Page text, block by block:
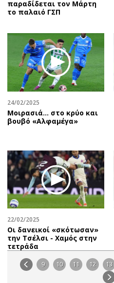
παραδίδεται τον Μάρτη
το παλαιό ΓΣΠ
24/02/2025
Μοιρασιά… στο κρύο και
βουβό «Αλφαμέγα»
22/02/2025
Οι δανεικοί «σκότωσαν»
την Τσέλσι - Χαμός στην
τετράδα
9 10 11 12 13